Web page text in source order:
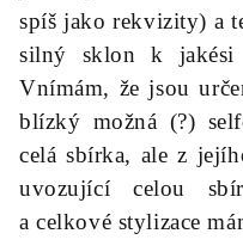
spíš jako rekvizity) a
silný sklon k jakési
Vnímám, že jsou
blízký možná (?)
celá sbírka, ale z
uvozující celou
a celkové stylizace